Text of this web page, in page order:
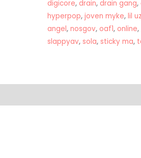
Beat
-
"ONLINE"
cantidad
digicore, drain, drain gang,
hyperpop, joven myke, lil
angel, nosgov, oaf1, online,
slappyav, sola, sticky ma,